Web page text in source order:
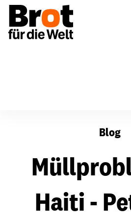
Blog
Haiti -